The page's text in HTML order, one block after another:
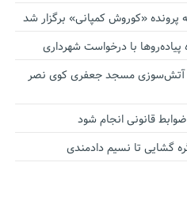
«کوروش کمپانی» برگزار شد
با درخواست شهرداری
آتش‌سوزی مسجد جعفری کوی نصر
قانونی انجام شود
گشایی تا نسیم دادمندی